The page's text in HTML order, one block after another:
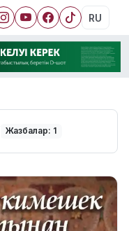
RU
Жазбалар: 1